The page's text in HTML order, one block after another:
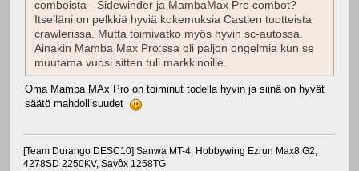
comboista - Sidewinder ja MambaMax Pro combot?
Itselläni on pelkkiä hyviä kokemuksia Castlen tuotteista
crawlerissa. Mutta toimivatko myös hyvin sc-autossa.
Ainakin Mamba Max Pro:ssa oli paljon ongelmia kun se
muutama vuosi sitten tuli markkinoille.
Oma Mamba MAx Pro on toiminut todella hyvin ja siinä on hyvät
säätö mahdollisuudet
[Team Durango DESC10] Sanwa MT-4, Hobbywing Ezrun Max8 G2,
4278SD 2250KV, Savôx 1258TG